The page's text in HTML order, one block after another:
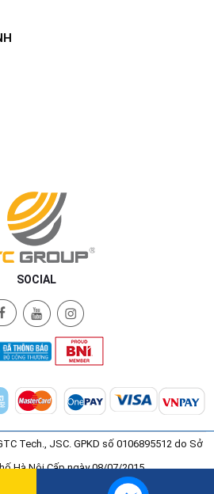
SOCIAL
Tech., JSC. GPKD số 0106895512 do Sở
Hà Nội Cấp ngày 08/07/2015